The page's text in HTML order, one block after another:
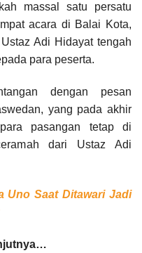
massal satu persatu
acara di Balai Kota,
Adi Hidayat tengah
para peserta.
dengan pesan
yang pada akhir
pasangan tetap di
dari Ustaz Adi
Uno Saat Ditawari Jadi